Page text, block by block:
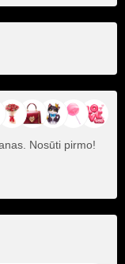
Nosūti pirmo!